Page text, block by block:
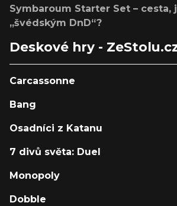
Symbaroum Starter Set – cesta,
„švédským DnD“?
Deskové hry -
Carcassonne
Bang
Osadníci z Katanu
7 divů světa: Duel
Monopoly
Dobble